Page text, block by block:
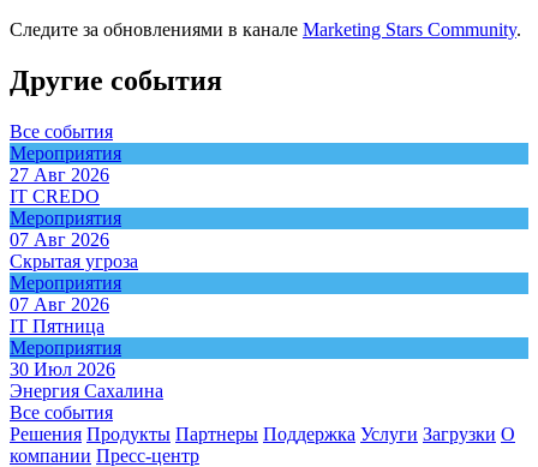
Следите за обновлениями в канале Marketing Stars Community.
Другие события
Все события
Мероприятия
27 Авг 2026
IT CREDO
Мероприятия
07 Авг 2026
Скрытая угроза
Мероприятия
07 Авг 2026
IT Пятница
Мероприятия
30 Июл 2026
Энергия Сахалина
Все события
Решения Продукты Партнeры Поддержка Услуги Загрузки О
компании Пресс-центр